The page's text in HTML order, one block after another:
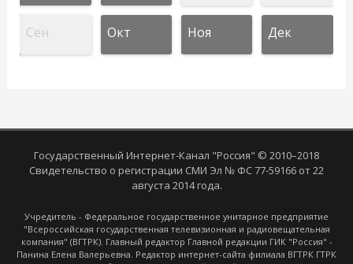
Сен Окт Ноя Дек
Государственный Интернет-Канал "Россия" © 2010–2018
Свидетельство о регистрации СМИ Эл № ФС 77-59166 от 22
августа 2014 года.
Учредитель - Федеральное государственное унитарное предприятие
"Всероссийская государственная телевизионная и радиовещательная
компания" (ВГТРК). Главный редактор Главной редакции ГИК "Россия" -
Панина Елена Валерьевна. Редактор интернет-сайта филиала ВГТРК ГТРК